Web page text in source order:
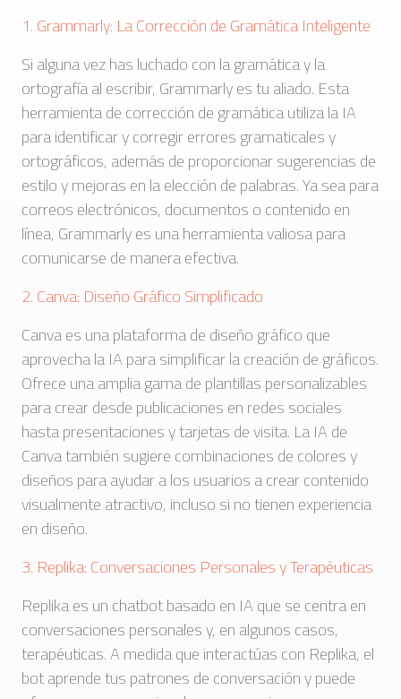
1. Grammarly: La Corrección de Gramática Inteligente
Si alguna vez has luchado con la gramática y la
ortografía al escribir, Grammarly es tu aliado. Esta
herramienta de corrección de gramática utiliza la IA
para identificar y corregir errores gramaticales y
ortográficos, además de proporcionar sugerencias de
estilo y mejoras en la elección de palabras. Ya sea para
correos electrónicos, documentos o contenido en
línea, Grammarly es una herramienta valiosa para
comunicarse de manera efectiva.
2. Canva: Diseño Gráfico Simplificado
Canva es una plataforma de diseño gráfico que
aprovecha la IA para simplificar la creación de gráficos.
Ofrece una amplia gama de plantillas personalizables
para crear desde publicaciones en redes sociales
hasta presentaciones y tarjetas de visita. La IA de
Canva también sugiere combinaciones de colores y
diseños para ayudar a los usuarios a crear contenido
visualmente atractivo, incluso si no tienen experiencia
en diseño.
3. Replika: Conversaciones Personales y Terapéuticas
Replika es un chatbot basado en IA que se centra en
conversaciones personales y, en algunos casos,
terapéuticas. A medida que interactúas con Replika, el
bot aprende tus patrones de conversación y puede